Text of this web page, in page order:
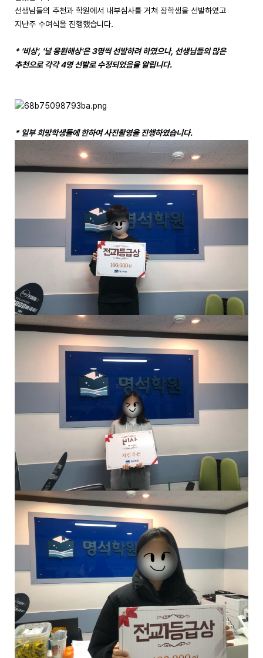
선생님들의 추천과 학원에서 내부심사를 거쳐 장학생을 선발하였고
지난주 수여식을 진행했습니다.
* '비상', '널 응원해상'은 3명씩 선발하려 하였으나, 선생님들의 많은
추천으로 각각 4명 선발로 수정되었음을 알립니다.
* 일부 희망학생들에 한하여 사진촬영을 진행하였습니다.